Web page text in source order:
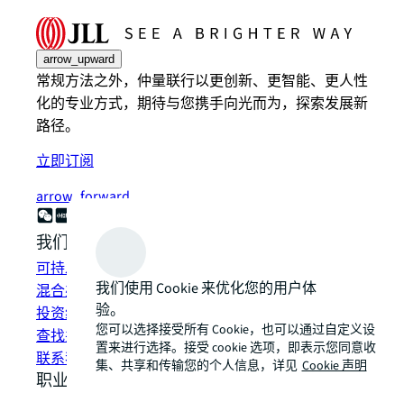
arrow_upward
常规方法之外，仲量联行以更创新、更智能、更人性
化的专业方式，期待与您携手向光而为，探索发展新
路径。
立即订阅
arrow_forward
我们如何为您提供帮助？
可持发展解决方案
混合办公空间解决方案
投资组合管理
查找并租赁空间
联系我们
职业发展
我们使用 Cookie 来优化您的用户体
验。
您可以选择接受所有 Cookie，也可以通过自定义设
置来进行选择。接受 cookie 选项，即表示您同意收
集、共享和传输您的个人信息，详见 Cookie 声明